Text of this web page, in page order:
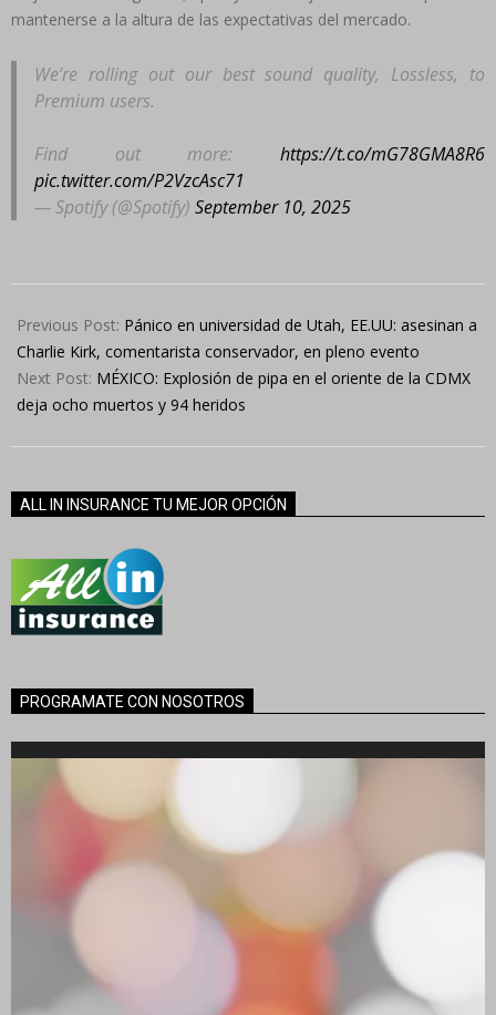
mantenerse a la altura de las expectativas del mercado.
We’re rolling out our best sound quality, Lossless, to
Premium users.
Find out more: https://t.co/mG78GMA8R6
pic.twitter.com/P2VzcAsc71
— Spotify (@Spotify) September 10, 2025
09-
10
Previous Post: Pánico en universidad de Utah, EE.UU: asesinan a
Charlie Kirk, comentarista conservador, en pleno evento
Next Post: MÉXICO: Explosión de pipa en el oriente de la CDMX
deja ocho muertos y 94 heridos
ALL IN INSURANCE TU MEJOR OPCIÓN
PROGRAMATE CON NOSOTROS
Reproductor